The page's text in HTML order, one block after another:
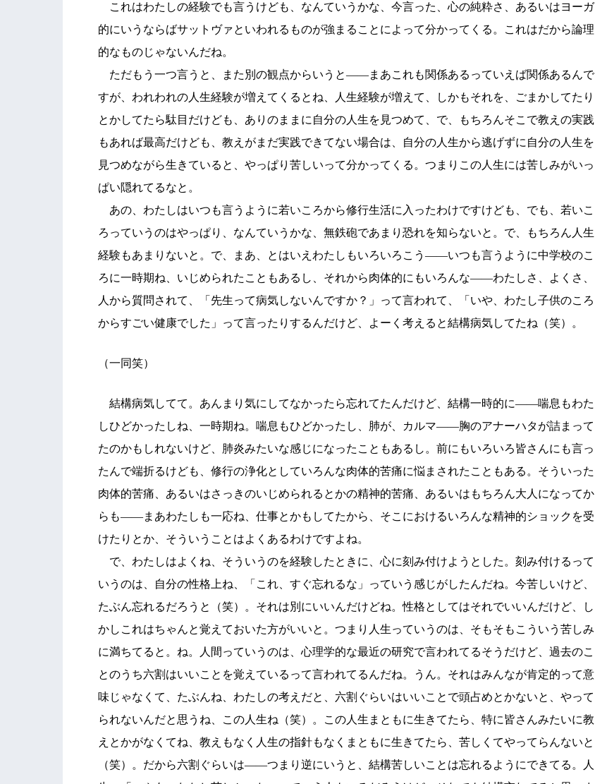
これはわたしの経験でも言うけども、なんていうかな、今言った、心の純粋さ、あるいはヨーガ
的にいうならばサットヴァといわれるものが強まることによって分かってくる。これはだから論理
的なものじゃないんだね。
ただもう一つ言うと、また別の観点からいうと――まあこれも関係あるっていえば関係あるんで
すが、われわれの人生経験が増えてくるとね、人生経験が増えて、しかもそれを、ごまかしてたり
とかしてたら駄目だけども、ありのままに自分の人生を見つめて、で、もちろんそこで教えの実践
もあれば最高だけども、教えがまだ実践できてない場合は、自分の人生から逃げずに自分の人生を
見つめながら生きていると、やっぱり苦しいって分かってくる。つまりこの人生には苦しみがいっ
ぱい隠れてるなと。
あの、わたしはいつも言うように若いころから修行生活に入ったわけですけども、でも、若いこ
ろっていうのはやっぱり、なんていうかな、無鉄砲であまり恐れを知らないと。で、もちろん人生
経験もあまりないと。で、まあ、とはいえわたしもいろいろこう――いつも言うように中学校のこ
ろに一時期ね、いじめられたこともあるし、それから肉体的にもいろんな――わたしさ、よくさ、
人から質問されて、「先生って病気しないんですか？」って言われて、「いや、わたし子供のころ
からすごい健康でした」って言ったりするんだけど、よーく考えると結構病気してたね（笑）。
（一同笑）
結構病気してて。あんまり気にしてなかったら忘れてたんだけど、結構一時的に――喘息もわた
しひどかったしね、一時期ね。喘息もひどかったし、肺が、カルマ――胸のアナーハタが詰まって
たのかもしれないけど、肺炎みたいな感じになったこともあるし。前にもいろいろ皆さんにも言っ
たんで端折るけども、修行の浄化としていろんな肉体的苦痛に悩まされたこともある。そういった
肉体的苦痛、あるいはさっきのいじめられるとかの精神的苦痛、あるいはもちろん大人になってか
らも――まあわたしも一応ね、仕事とかもしてたから、そこにおけるいろんな精神的ショックを受
けたりとか、そういうことはよくあるわけですよね。
で、わたしはよくね、そういうのを経験したときに、心に刻み付けようとした。刻み付けるって
いうのは、自分の性格上ね、「これ、すぐ忘れるな」っていう感じがしたんだね。今苦しいけど、
たぶん忘れるだろうと（笑）。それは別にいいんだけどね。性格としてはそれでいいんだけど、し
かしこれはちゃんと覚えておいた方がいいと。つまり人生っていうのは、そもそもこういう苦しみ
に満ちてると。ね。人間っていうのは、心理学的な最近の研究で言われてるそうだけど、過去のこ
とのうち六割はいいことを覚えているって言われてるんだね。うん。それはみんなが肯定的って意
味じゃなくて、たぶんね、わたしの考えだと、六割ぐらいはいいことで頭占めとかないと、やって
られないんだと思うね、この人生ね（笑）。この人生まともに生きてたら、特に皆さんみたいに教
えとかがなくてね、教えもなく人生の指針もなくまともに生きてたら、苦しくてやってらんないと
（笑）。だから六割ぐらいは――つまり逆にいうと、結構苦しいことは忘れるようにできてる。人